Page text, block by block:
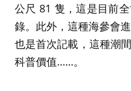
公尺 81 隻，這是目前
錄。此外，這種海參會
也是首次記載，這種潮
科普價值……。